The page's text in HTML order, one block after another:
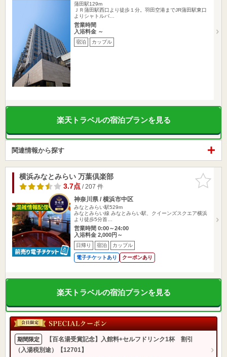
蒲田駅129m
ＪＲ蒲田駅西口より徒歩１分。羽田空港までJR蒲田駅東口
よりシャトルバ…
営業時間
入浴料金 ～
宿泊 カップル
楽天トラベルの宿泊プランを見る
関連情報から探す
お気に入
りに追加
横浜みなとみらい 万葉倶楽部
3.7点/ 207 件
神奈川県 / 横浜市中区
みなとみらい駅529m
みなとみらい線 みなとみらい駅、クイーンズスクエア横浜
より徒歩5分首…
営業時間 0:00～24:00
入浴料金 2,000円～
日帰り 宿泊 カップル
電子チケットあり クーポンあり
楽天トラベルの宿泊プランを見る
期間限定
【百名湯受賞記念】入館料+セルフドリンク1杯 割引
（入湯税別途）【12701】